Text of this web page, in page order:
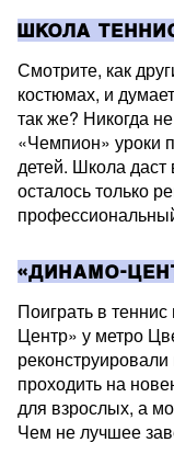
ШКОЛА
Смотрите, как
костюмах, и
так же? Никогда
«Чемпион» уроки
детей. Школа
осталось только
«ДИНАМО-
Поиграть в
Центр» у метро
проходить на
для взрослых, а
Чем не лучшее